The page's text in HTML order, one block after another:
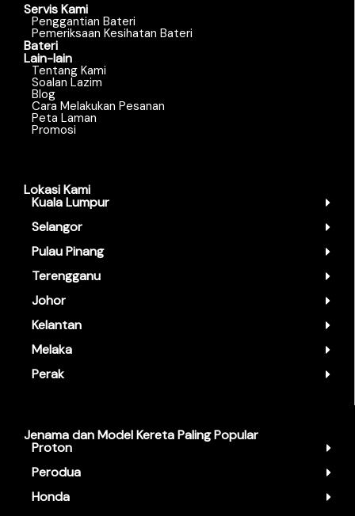
Servis Kami
Penggantian Bateri
Pemeriksaan Kesihatan Bateri
Bateri
Lain-lain
Tentang Kami
Soalan Lazim
Blog
Cara Melakukan Pesanan
Peta Laman
Promosi
Lokasi Kami
Kuala Lumpur
Selangor
Pulau Pinang
Terengganu
Johor
Kelantan
Melaka
Perak
Jenama dan Model Kereta Paling Popular
Proton
Perodua
Honda